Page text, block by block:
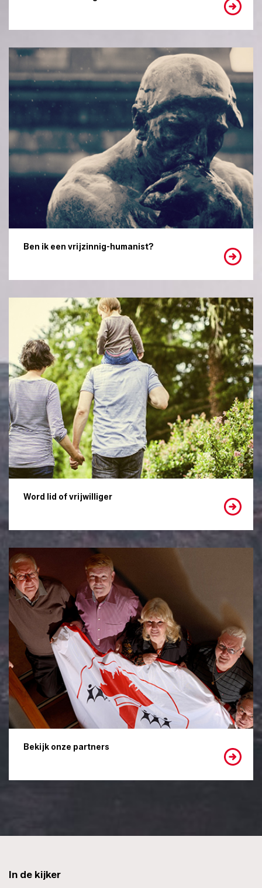
Ben ik een vrijzinnig-humanist?
Word lid of vrijwilliger
Bekijk onze partners
In de kijker